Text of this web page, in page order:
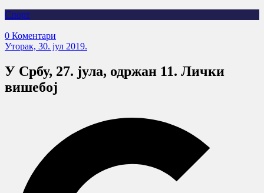
Спорт
0 Коментари
Уторак, 30. јул 2019.
У Србу, 27. јула, одржан 11. Лички
вишебој